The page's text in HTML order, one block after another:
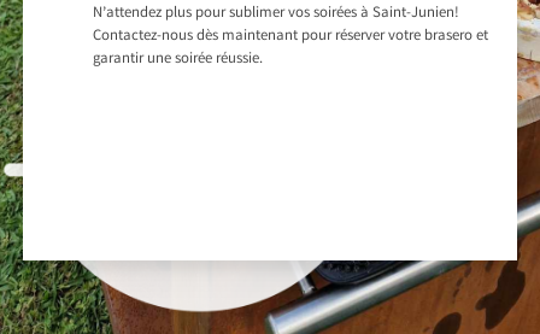
N’attendez plus pour sublimer vos soirées à Saint-Junien!
Contactez-nous dès maintenant pour réserver votre brasero et
garantir une soirée réussie.